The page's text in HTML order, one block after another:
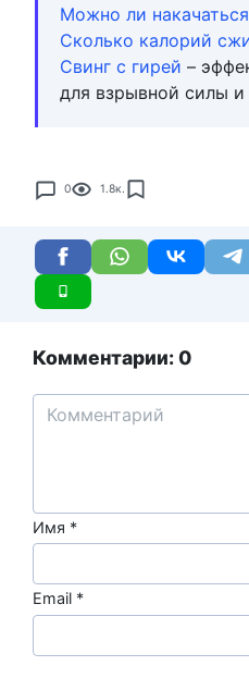
Можно ли
Сколько калорий
Свинг с гирей –
для взрывной силы
0 1.8к.
Комментарии: 0
Имя *
Email *